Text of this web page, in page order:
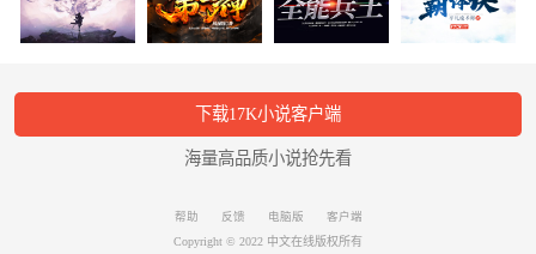
下载17K小说客户端
海量高品质小说抢先看
帮助 反馈 电脑版
客户端
Copyright © 2022 中文在线版权所有